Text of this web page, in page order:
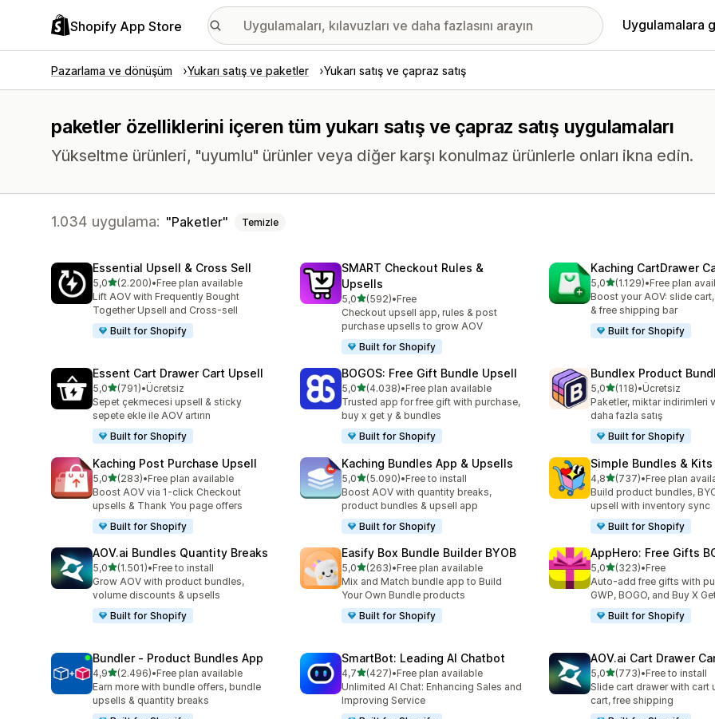
Shopify App Store Uygulamalara
Pazarlama ve dönüşüm Yukarı satış ve paketler Yukarı satış ve çapraz satış
paketler özelliklerini içeren tüm yukarı satış ve çapraz satış uygulamaları
Yükseltme ürünleri, "uyumlu" ürünler veya diğer karşı konulmaz ürünlerle onları ikna edin.
1.034 uygulama: Paketler Temizle
Essential Upsell & Cross Sell
5,05 yıldız üzerinden
(2.200)
toplam 2200 değerlendirme
•Free plan available
Lift AOV with Frequently Bought
Together Upsell and Cross-sell
Built for Shopify
SMART Checkout Rules &
Upsells
5,05 yıldız üzerinden
(592)
toplam 592 değerlendirme
•Free
Checkout upsell app, rules & post
purchase upsells to grow AOV
Built for Shopify
Kaching CartDrawer
5,05 yıldız üzerinden
(1.129)
toplam 1129 değerlendirme
•Free plan
Boost your AOV: slide
& free shipping bar
Built for Shopify
Essent Cart Drawer Cart Upsell
5,05 yıldız üzerinden
(791)
toplam 791 değerlendirme
•Ücretsiz
Sepet çekmecesi upsell & sticky
sepete ekle ile AOV artırın
Built for Shopify
BOGOS: Free Gift Bundle Upsell
5,05 yıldız üzerinden
(4.038)
toplam 4038 değerlendirme
•Free plan available
Trusted app for free gift with purchase,
buy x get y & bundles
Built for Shopify
Bundlex Product
5,05 yıldız üzerinden
(118)
toplam 118 değerlendirme
•Ücretsiz
Paketler, miktar indirimleri
daha fazla satış
Built for Shopify
Kaching Post Purchase Upsell
5,05 yıldız üzerinden
(283)
toplam 283 değerlendirme
•Free plan available
Boost AOV via 1-click Checkout
upsells & Thank You page offers
Built for Shopify
Kaching Bundles App & Upsells
5,05 yıldız üzerinden
(5.090)
toplam 5090 değerlendirme
•Free to install
Boost AOV with quantity breaks,
product bundles & upsell app
Built for Shopify
Simple Bundles & Kits
4,85 yıldız üzerinden
(737)
toplam 737 değerlendirme
•Free plan
Build product bundles,
upsell with inventory sync
Built for Shopify
AOV.ai Bundles Quantity Breaks
5,05 yıldız üzerinden
(1.501)
toplam 1501 değerlendirme
•Free to install
Grow AOV with product bundles,
volume discounts & upsells
Built for Shopify
Easify Box Bundle Builder BYOB
5,05 yıldız üzerinden
(263)
toplam 263 değerlendirme
•Free plan available
Mix and Match bundle app to Build
Your Own Bundle products
Built for Shopify
AppHero: Free Gifts
5,05 yıldız üzerinden
(323)
toplam 323 değerlendirme
•Free
Auto-add free gifts with
GWP, BOGO, and Buy X
Built for Shopify
Bundler ‑ Product Bundles App
4,95 yıldız üzerinden
(2.496)
toplam 2496 değerlendirme
•Free plan available
Earn more with bundle offers, bundle
upsells & quantity breaks
SmartBot: Leading AI Chatbot
4,75 yıldız üzerinden
(427)
toplam 427 değerlendirme
•Free plan available
Unlimited AI Chat: Enhancing Sales and
Improving Service
AOV.ai Cart Drawer
5,05 yıldız üzerinden
(773)
toplam 773 değerlendirme
•Free to install
Slide cart drawer with cart
cart, free shipping